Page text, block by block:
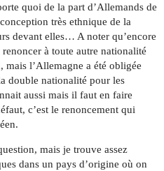
quoi de la part d’Allemands de
très ethnique de la
devant elles… A noter qu’encore
à toute autre nationalité
mais l’Allemagne a été obligée
double nationalité pour les
aussi mais il faut en faire
c’est le renoncement qui
mais je trouve assez
dans un pays d’origine où on